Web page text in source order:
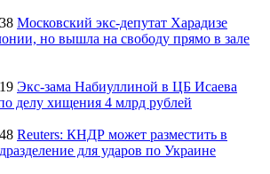
Московский экс-депутат Харадизе
но вышла на свободу прямо в зале
Экс-зама Набиуллиной в ЦБ Исаева
делу хищения 4 млрд рублей
Reuters: КНДР может разместить в
для ударов по Украине